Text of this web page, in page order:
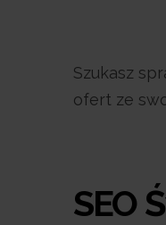
Szukasz
ofert ze
SEO